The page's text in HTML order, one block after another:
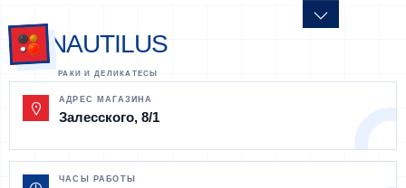
NAUTILUS
АДРЕС МАГАЗИНА
Залесского, 8/1
ЧАСЫ РАБОТЫ